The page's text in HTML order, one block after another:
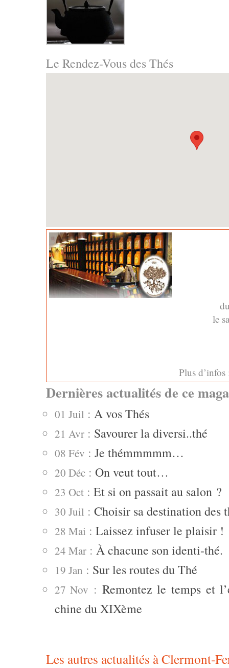
Le Rendez-Vous des Thés
le
Plus
Dernières actualités de ce
01 Juil : A vos Thés
21 Avr: Savourer la diversi..thé
08 Fév : Je thémmmmm…
20 Déc : On veut tout…
23 Oct: Et si on passait au salon ?
30 Juil : Choisir sa destination des
28 Mai : Laissez infuser le plaisir !
24 Mar: À chacune son identi-thé.
19 Jan : Sur les routes du Thé
27 Nov : Remontez le temps et
chine du XIXème
Les autres actualités à Clermont-